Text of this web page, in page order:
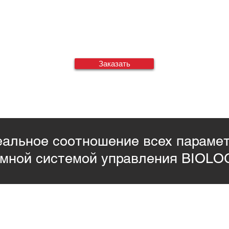
Заказать
соотношение всех
системой управления